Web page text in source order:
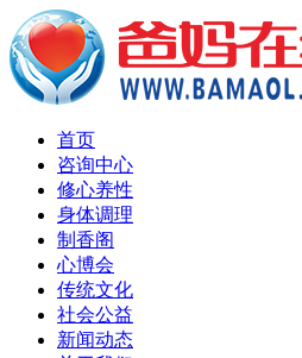
首页
咨询中心
修心养性
身体调理
制香阁
心博会
传统文化
社会公益
新闻动态